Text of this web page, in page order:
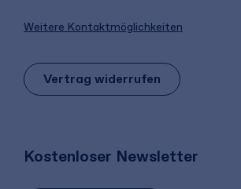
Weitere Kontaktmöglichkeiten
Vertrag widerrufen
Kostenloser Newsletter